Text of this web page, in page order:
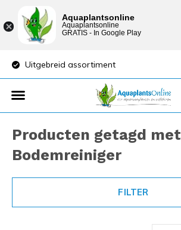
Lage verzendkosten
Producten getagd met
Bodemreiniger
FILTER
Aquaplantsonline
Aquaplantsonline
GRATIS - In Google Play